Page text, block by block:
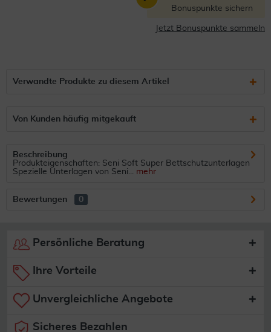
Bonuspunkte sichern
Jetzt Bonuspunkte sammeln
Verwandte Produkte zu diesem Artikel
Von Kunden häufig mitgekauft
Beschreibung
Produkteigenschaften: Seni Soft Super Bettschutzunterlagen
Spezielle Unterlagen von Seni... mehr
Bewertungen 0
Persönliche Beratung
Ihre Vorteile
Unvergleichliche Angebote
Sicheres Bezahlen